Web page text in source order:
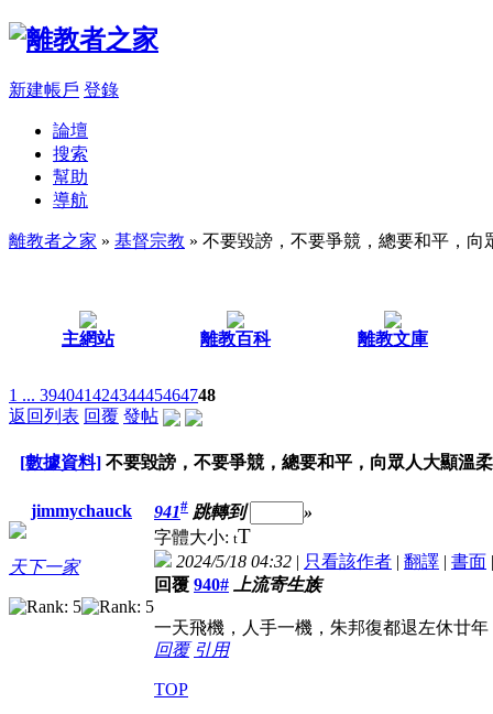
新建帳戶 登錄
論壇
搜索
幫助
導航
離教者之家 » 基督宗教 » 不要毀謗，不要爭競，總要和平，向
主網站 離教百科 離教文庫
1 ... 39404142434445464748
返回列表 回覆 發帖
[數據資料] 不要毀謗，不要爭競，總要和平，向眾人大顯溫
jimmychauck
天下一家
941# 跳轉到
»
字體大小: tT
2024/5/18 04:32 | 只看該作者 | 翻譯 | 書面
回覆 940# 上流寄生族
一天飛機，人手一機，朱邦復都退左休廿
回覆 引用
TOP